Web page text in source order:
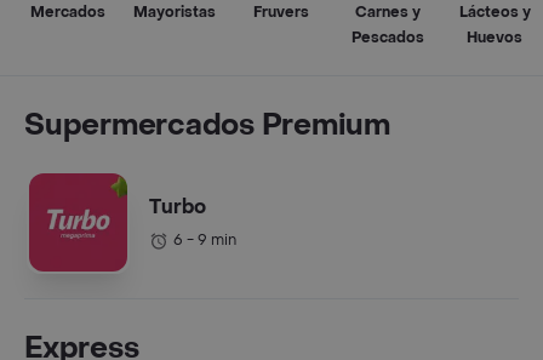
Mercados Mayoristas Fruvers
Carnes y
Pescados
Lácteos y
Huevos
Supermercados Premium
Turbo
6 - 9 min
Express